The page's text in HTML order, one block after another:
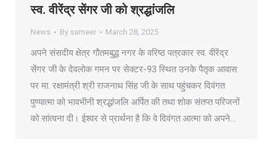
स्व. वीरेंद्र सेंगर जी को श्रद्धांजलि
News By sameer March 28, 2025
अपने संसदीय क्षेत्र गौतमबुद्ध नगर के वरिष्ठ पत्रकार स्व. वीरेंद्र
सेंगर जी के देवलोक गमन पर सेक्टर-93 स्थित उनके पैतृक आवास
पर मा. रक्षामंत्री श्री राजनाथ सिंह जी के साथ पहुंचकर दिवंगत
पुण्यात्मा को भावभीनी श्रद्धांजलि अर्पित की तथा शोक संतप्त परिजनों
को सांत्वना दी। ईश्वर से प्रार्थना है कि वे दिवंगत आत्मा को अपने…